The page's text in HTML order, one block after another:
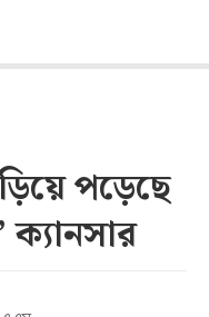
পড়েছে
ক্যানসার